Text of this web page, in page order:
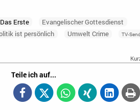
Erste
Evangelischer Gottesdienst
ist persönlich Umwelt Crime TV-
Teile ich auf...